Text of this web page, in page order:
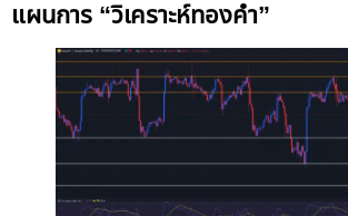
แผนการ “วิเคราะห์ทองคำ”